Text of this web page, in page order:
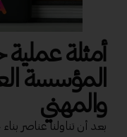
أمثلة عملية
المؤسسة
والمهني
بعد أن تناولنا عناصر